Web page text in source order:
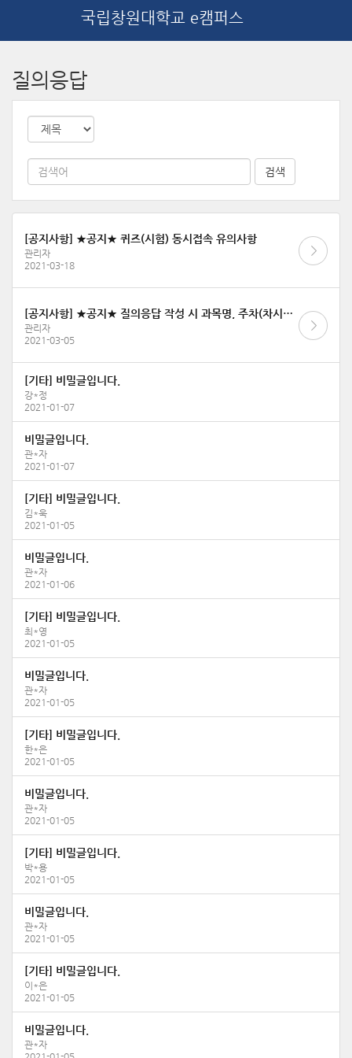
국립창원대학교 e캠퍼스
질의응답
[공지사항] ★공지★ 퀴즈(시험) 동시접속 유의사항
관리자
2021-03-18
[공지사항] ★공지★ 질의응답 작성 시 과목명, 주차(차시)명, 문의내용을 상세히 작성해 주세요
관리자
2021-03-05
[기타] 비밀글입니다.
강*정
2021-01-07
비밀글입니다.
관*자
2021-01-07
[기타] 비밀글입니다.
김*욱
2021-01-05
비밀글입니다.
관*자
2021-01-06
[기타] 비밀글입니다.
최*영
2021-01-05
비밀글입니다.
관*자
2021-01-05
[기타] 비밀글입니다.
한*은
2021-01-05
비밀글입니다.
관*자
2021-01-05
[기타] 비밀글입니다.
박*용
2021-01-05
비밀글입니다.
관*자
2021-01-05
[기타] 비밀글입니다.
이*은
2021-01-05
비밀글입니다.
관*자